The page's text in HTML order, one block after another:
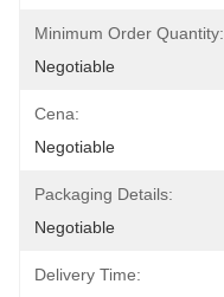
Minimum Order Quantity:
Negotiable
Cena:
Negotiable
Packaging Details:
Negotiable
Delivery Time: